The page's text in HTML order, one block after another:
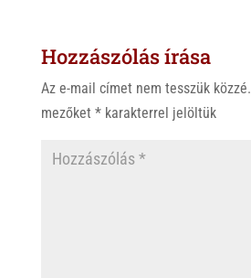
A
p
o
k
Hozzászólás írása
Az e-mail címet nem tesszük közzé.
mezőket *karakterrel jelöltük